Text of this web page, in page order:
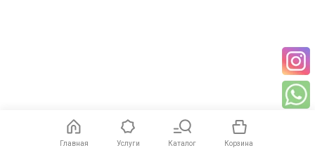
Главная Услуги Каталог Корзина